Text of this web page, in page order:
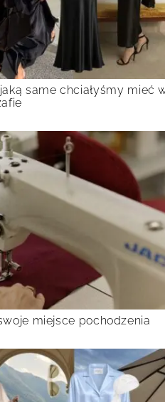
same chciałyśmy mieć
miejsce pochodzenia